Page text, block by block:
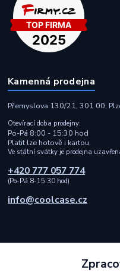
Kamenná prodejna
Přemyslova 130/21, 301 00,
Otevírací doba prodejny:
Po-Pá 8:00 - 15:30 hod
Platit lze hotově i kartou.
Ve státní svátky je prodejna
+420 777 057 774
(Po-Pá 8-15:30 hod)
info@coolcase.cz
Rychlá a spolehlivá